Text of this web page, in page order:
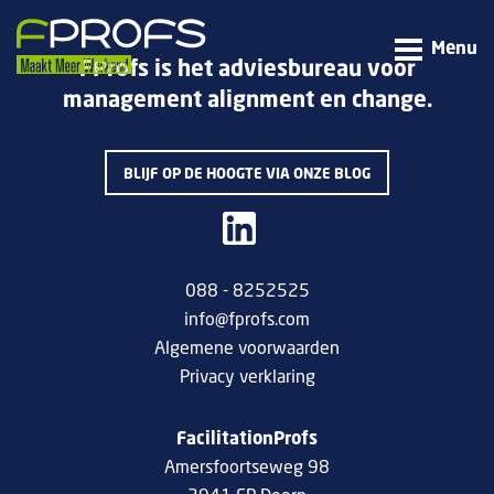
Menu
FProfs is het adviesbureau voor
management alignment en change.
BLIJF OP DE HOOGTE VIA ONZE BLOG
088 - 8252525
info@fprofs.com
Algemene voorwaarden
Privacy verklaring
FacilitationProfs
Amersfoortseweg 98